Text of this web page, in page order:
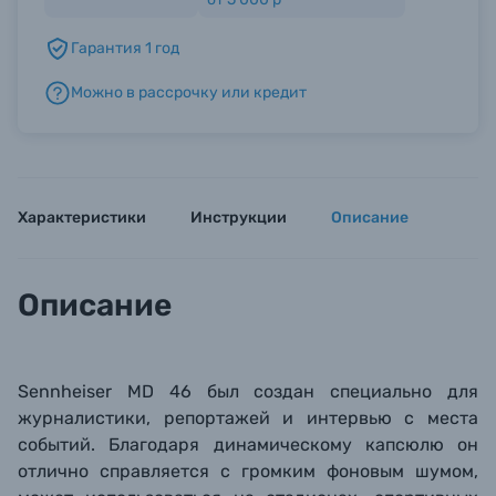
Б/У фототехника (Комиссионные товары)
Гарантия 1 год
Можно в рассрочку или кредит
Характеристики Инструкции Описание
Описание
Sennheiser MD 46 был создан специально для
журналистики, репортажей и интервью с места
событий. Благодаря динамическому капсюлю он
отлично справляется с громким фоновым шумом,